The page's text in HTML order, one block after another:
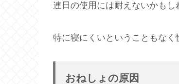
連日の使用には耐えないかもし
特に寝にくいということもなく
おねしょの原因